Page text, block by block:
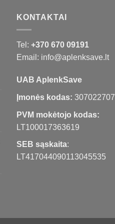
KONTAKTAI
Tel: +370 670 09191
Email: info@aplenksave.lt
UAB AplenkSave
Įmonės kodas: 307022707
PVM mokėtojo kodas:
LT100017363619
SEB sąskaita:
LT417044090113045535